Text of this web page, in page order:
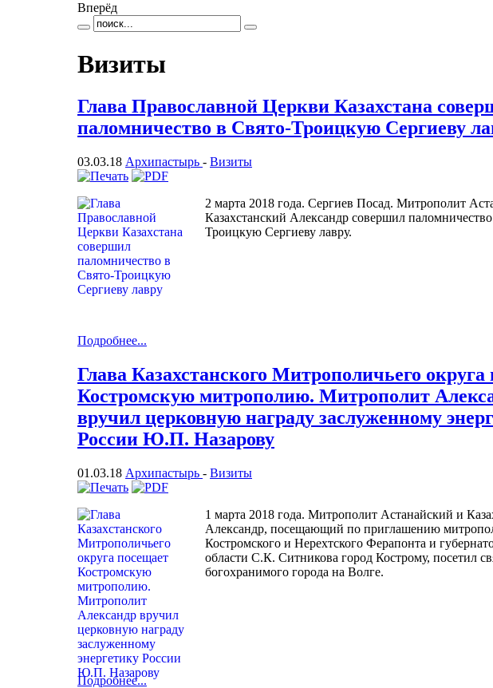
Вперёд
Визиты
Глава Православной Церкви Казахстана
паломничество в Свято-Троицкую Сергиеву
03.03.18 Архипастырь - Визиты
2 марта 2018 года. Сергиев Посад. Митрополит
Казахстанский Александр совершил
Троицкую Сергиеву лавру.
Подробнее...
Глава Казахстанского Митрополичьего округа
Костромскую митрополию. Митрополит
вручил церковную награду заслуженному
России Ю.П. Назарову
01.03.18 Архипастырь - Визиты
1 марта 2018 года. Митрополит Астанайский и
Александр, посещающий по приглашению
Костромского и Нерехтского Ферапонта и
области С.К. Ситникова город Кострому, посетил
богохранимого города на Волге.
Подробнее...